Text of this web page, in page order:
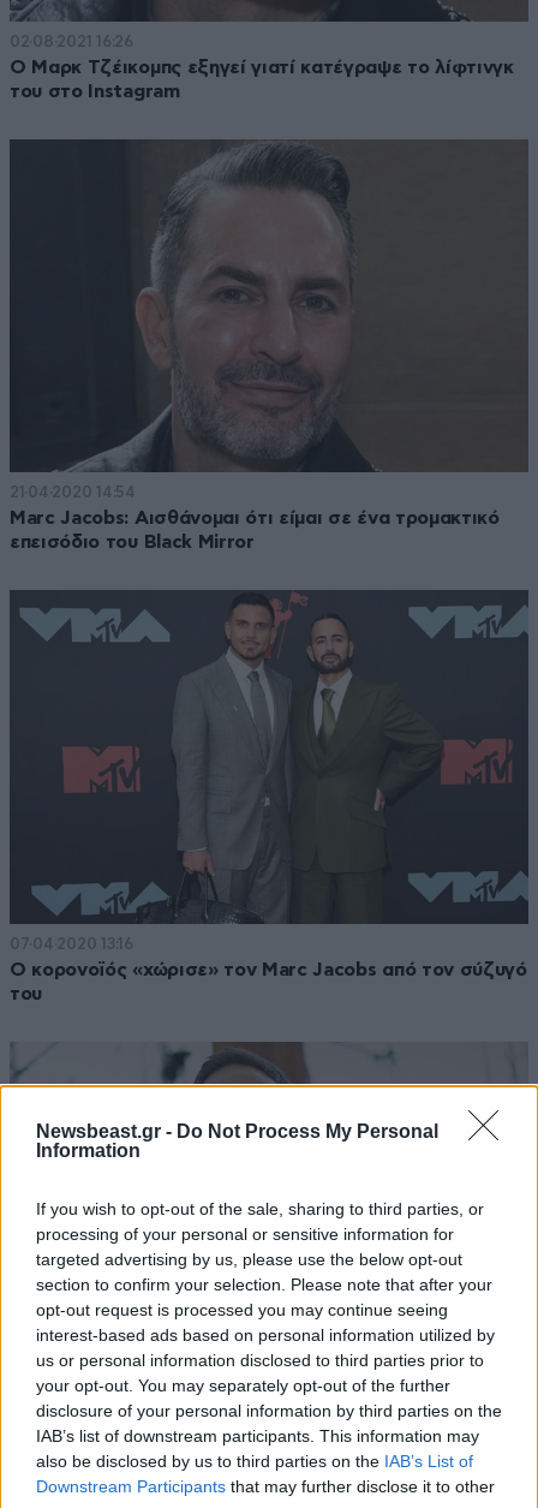
Newsbeast.gr - Do Not Process My Personal
Information
If you wish to opt-out of the sale, sharing to third parties, or
processing of your personal or sensitive information for
targeted advertising by us, please use the below opt-out
section to confirm your selection. Please note that after your
opt-out request is processed you may continue seeing
interest-based ads based on personal information utilized by
us or personal information disclosed to third parties prior to
your opt-out. You may separately opt-out of the further
disclosure of your personal information by third parties on the
IAB’s list of downstream participants. This information may
also be disclosed by us to third parties on the IAB’s List of
Downstream Participants that may further disclose it to other
02·08·2021 16:26
Ο Μαρκ Τζέικομπς εξηγεί γιατί κατέγραψε το λίφτινγκ
του στο Instagram
21·04·2020 14:54
Marc Jacobs: Αισθάνομαι ότι είμαι σε ένα τρομακτικό
επεισόδιο του Black Mirror
07·04·2020 13:16
Ο κορονοϊός «χώρισε» τον Marc Jacobs από τον σύζυγό
του
31·10·2019 15:53
Έργα τέχνης που κοσμούσαν το σπίτι του Marc Jacobs
σε δημοπρασία